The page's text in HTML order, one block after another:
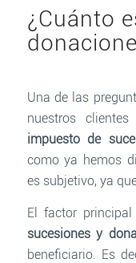
¿Cuánto
Una de las
nuestros
impuesto de
como ya hemos
es subjetivo, ya
El factor
sucesiones y
beneficiario. Es